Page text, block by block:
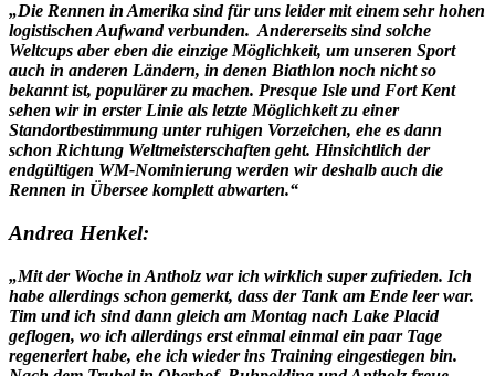
„Die Rennen in Amerika sind für uns leider mit einem sehr hohen
logistischen Aufwand verbunden. Andererseits sind solche
Weltcups aber eben die einzige Möglichkeit, um unseren Sport
auch in anderen Ländern, in denen Biathlon noch nicht so
bekannt ist, populärer zu machen. Presque Isle und Fort Kent
sehen wir in erster Linie als letzte Möglichkeit zu einer
Standortbestimmung unter ruhigen Vorzeichen, ehe es dann
schon Richtung Weltmeisterschaften geht. Hinsichtlich der
endgültigen WM-Nominierung werden wir deshalb auch die
Rennen in Übersee komplett abwarten.“
Andrea Henkel:
„Mit der Woche in Antholz war ich wirklich super zufrieden. Ich
habe allerdings schon gemerkt, dass der Tank am Ende leer war.
Tim und ich sind dann gleich am Montag nach Lake Placid
geflogen, wo ich allerdings erst einmal einmal ein paar Tage
regeneriert habe, ehe ich wieder ins Training eingestiegen bin.